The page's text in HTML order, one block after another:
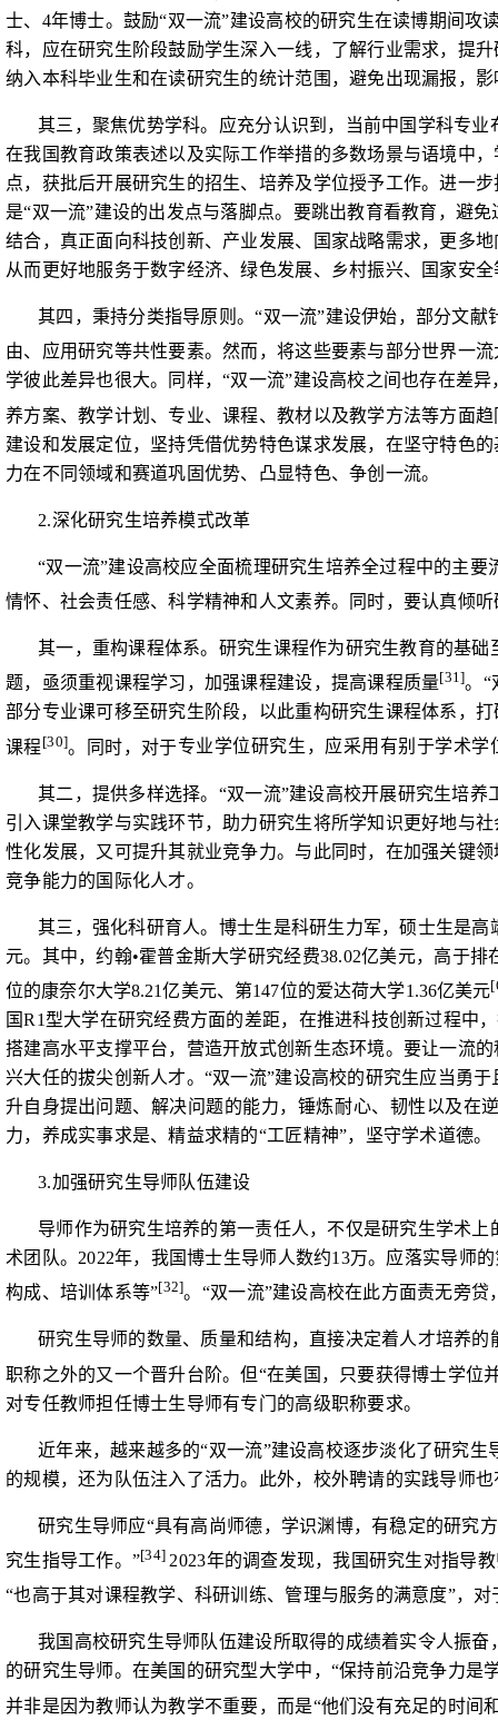
士、 4年博士。鼓励“双一流”建设高校的研究生在读博期间
科，应在研究生阶段鼓励学生深入一线，了解行业需求，提
纳入本科毕业生和在读研究生的统计范围，避免出现漏报，
其三，聚焦优势学科。应充分认识到，当前中国学科专
在我国教育政策表述以及实际工作举措的多数场景与语境中
点，获批后开展研究生的招生、培养及学位授予工作。进一
是“双一流”建设的出发点与落脚点。要跳出教育看教育，避
结合，真正面向科技创新、产业发展、国家战略需求，更多
从而更好地服务于数字经济、绿色发展、乡村振兴、国家安
其四，秉持分类指导原则。“双一流”建设伊始，部分文
由、应用研究等共性要素。然而，将这些要素与部分世界一
学彼此差异也很大。同样，“双一流”建设高校之间也存在差
养方案、教学计划、专业、课程、教材以及教学方法等方面
建设和发展定位，坚持凭借优势特色谋求发展，在坚守特色
力在不同领域和赛道巩固优势、凸显特色、争创一流。
2.深化研究生培养模式改革
“双一流”建设高校应全面梳理研究生培养全过程中的主
情怀、社会责任感、科学精神和人文素养。同时，要认真倾
其一，重构课程体系。研究生课程作为研究生教育的基
题，亟须重视课程学习，加强课程建设，提高课程质量[31]。“
部分专业课可移至研究生阶段，以此重构研究生课程体系，
课程 [30]。同时，对于专业学位研究生，应采用有别于学术
其二，提供多样选择。“双一流”建设高校开展研究生培
引入课堂教学与实践环节，助力研究生将所学知识更好地与
性化发展，又可提升其就业竞争力。与此同时，在加强关键
竞争能力的国际化人才。
其三，强化科研育人。博士生是科研生力军，硕士生是
元。其中，约翰•霍普金斯大学研究经费38.02亿美元，高于排
位的康奈尔大学8.21亿美元、第147位的爱达荷大学1.36亿美元
国R1 型大学在研究经费方面的差距，在推进科技创新过程中
搭建高水平支撑平台，营造开放式创新生态环境。要让一流
兴大任的拔尖创新人才。“双一流”建设高校的研究生应当勇
升自身提出问 题、解决问题的能力，锤炼耐心、韧性以及在
力，养成实事求是、精益求精的“工匠精神”，坚守学术道德。
3.加强研究生导师队伍建设
导师作为研究生培养的第一责任人， 不仅是研究生学术上
术团队。 2022年，我国博士生导师人数约13万。应落实导师
构成、培训体系等”[32]。“双一流”建设高校在此方面责无旁
研究生导师的数量、质量和结构，直接决定着人才培养
职称之外的又一个晋升台阶。但“在美国，只要获得博士学
对专任教师担任博士生导师有专门的高级职称要求。
近年来，越来越多的“双一流”建设高校逐步淡化了研究
的规模，还为队伍注入了活力。此外，校外聘请的实践导师
研究生导师应“具有高尚师德，学识渊博，有稳定的研究
究生指导工作。”[34] 2023年的调查发现，我国研究生对指导
“也高于其对课程教学、科研训练、管理与服务的满意度”，
我国高校研究生导师队伍建设所取得的成绩着实令人振
的研究生导师。在美国的研究型大学中，“保持前沿竞争力
并非是因为教师认为教学不重要，而是“他们没有充足的时间